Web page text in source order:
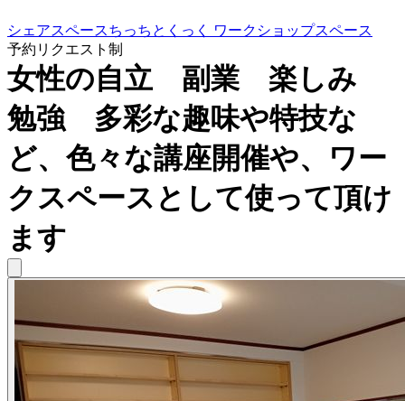
シェアスペースちっちとくっく ワークショップスペース
予約リクエスト制
女性の自立 副業 楽しみ
勉強 多彩な趣味や特技な
ど、色々な講座開催や、ワー
クスペースとして使って頂け
ます